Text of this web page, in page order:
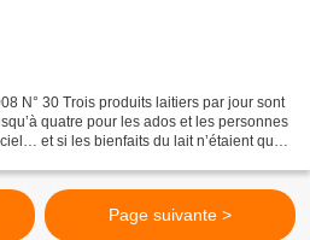
N° 30 Trois produits laitiers par jour sont
quatre pour les ados et les personnes
et si les bienfaits du lait n’étaient que
Page suivante >